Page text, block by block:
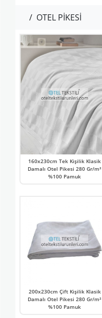
/ OTEL PİKESİ
160x230cm Tek Kişilik Klasik
Damalı Otel Pikesi 280 Gr/m²
%100 Pamuk
200x230cm Çift Kişilik Klasik
Damalı Otel Pikesi 280 Gr/m²
%100 Pamuk